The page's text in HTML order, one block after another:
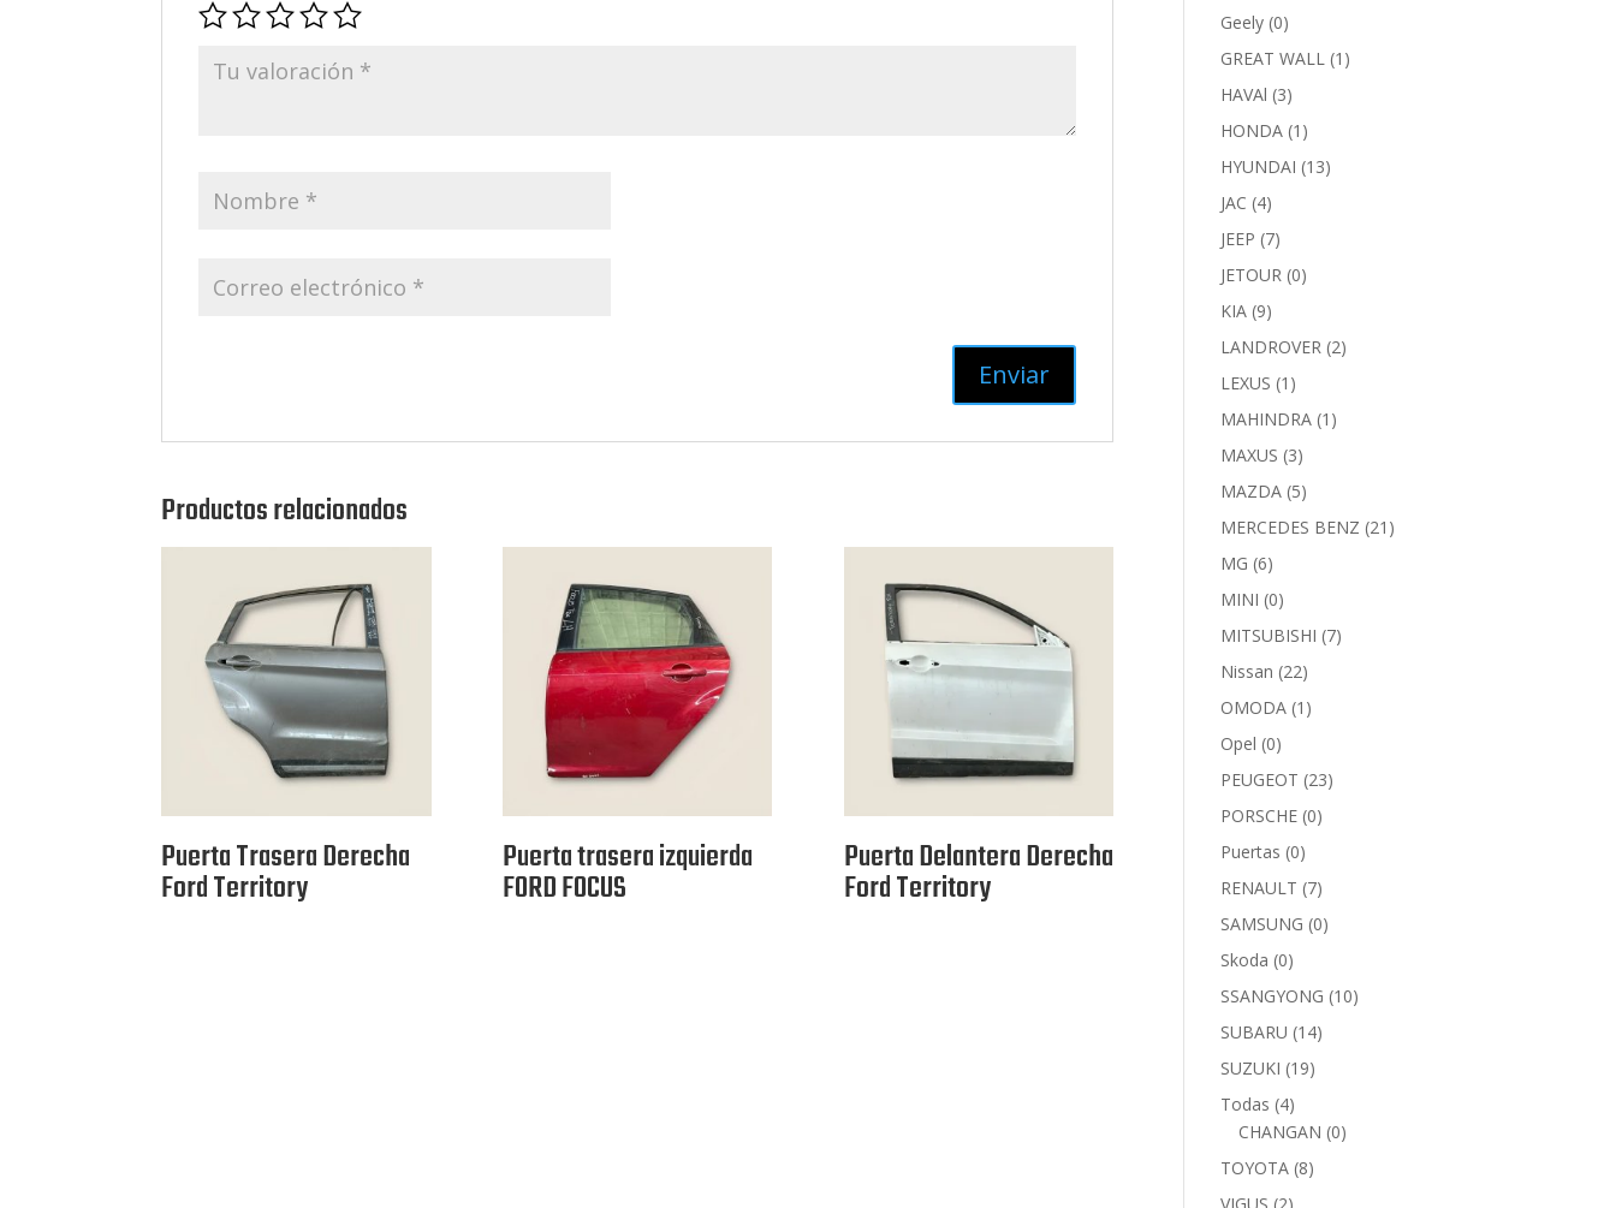
Productos relacionados
Puerta Trasera Derecha
Ford Territory
Puerta trasera izquierda
FORD FOCUS
Puerta Delantera Derecha
Ford Territory
Geely (0)
GREAT WALL (1)
HAVAl (3)
HONDA (1)
HYUNDAI (13)
JAC (4)
JEEP (7)
JETOUR (0)
KIA (9)
LANDROVER (2)
LEXUS (1)
MAHINDRA (1)
MAXUS (3)
MAZDA (5)
MERCEDES BENZ (21)
MG (6)
MINI (0)
MITSUBISHI (7)
Nissan (22)
OMODA (1)
Opel (0)
PEUGEOT (23)
PORSCHE (0)
Puertas (0)
RENAULT (7)
SAMSUNG (0)
Skoda (0)
SSANGYONG (10)
SUBARU (14)
SUZUKI (19)
Todas (4)
CHANGAN (0)
TOYOTA (8)